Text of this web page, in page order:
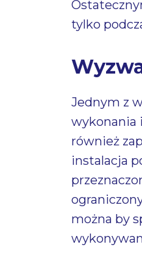
tylko
Jednym z
wykonania
również
instalacja
można by